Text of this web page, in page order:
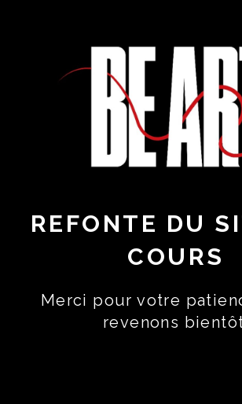
REFONTE DU
COURS
Merci pour votre
revenons